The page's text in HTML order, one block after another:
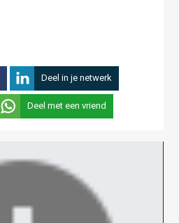
Deel in je netwerk
Deel met een vriend